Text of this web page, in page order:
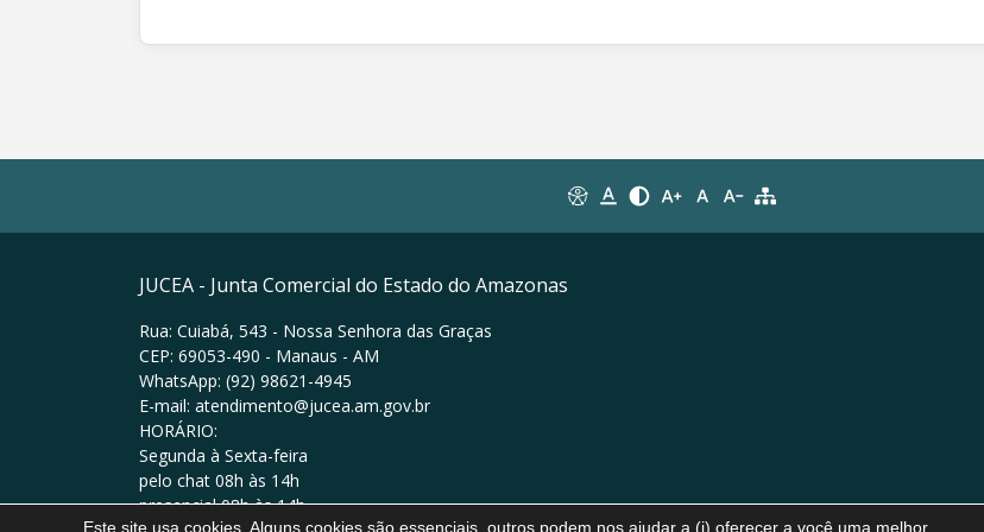
JUCEA - Junta Comercial do Estado do Amazonas
Rua: Cuiabá, 543 - Nossa Senhora das Graças
CEP: 69053-490 - Manaus - AM
WhatsApp: (92) 98621-4945
E-mail: atendimento@jucea.am.gov.br
HORÁRIO:
Segunda à Sexta-feira
pelo chat 08h às 14h
presencial 08h às 14h
Este site usa cookies. Alguns cookies são essenciais, outros podem nos ajudar a (i) oferecer a você uma melhor